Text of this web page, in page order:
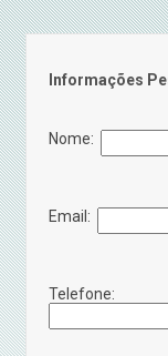
Informações
Nome:
Email:
Telefone: